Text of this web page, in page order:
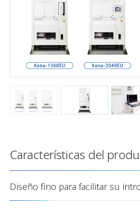
Características del
Diseño fino para facilitar su